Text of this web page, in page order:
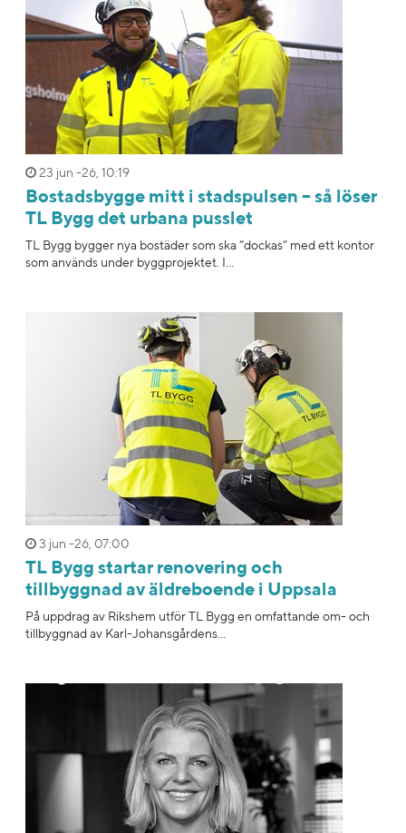
23 jun -26, 10:19
Bostadsbygge mitt i stadspulsen – så löser
TL Bygg det urbana pusslet
TL Bygg bygger nya bostäder som ska ”dockas” med ett kontor
som används under byggprojektet. I...
3 jun -26, 07:00
TL Bygg startar renovering och
tillbyggnad av äldreboende i Uppsala
På uppdrag av Rikshem utför TL Bygg en omfattande om- och
tillbyggnad av Karl-Johansgårdens...